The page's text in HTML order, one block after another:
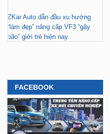
ZKar Auto dẫn đầu xu hướng
“làm đẹp” nâng cấp VF3 “gây
bão” giới trẻ hiện nay
FACEBOOK